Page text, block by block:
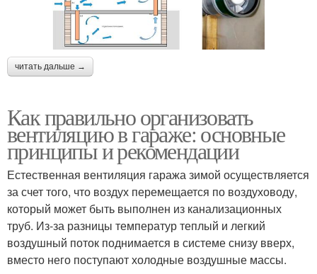
читать дальше →
Как правильно организовать
вентиляцию в гараже: основные
принципы и рекомендации
Естественная вентиляция гаража зимой осуществляется
за счет того, что воздух перемещается по воздуховоду,
который может быть выполнен из канализационных
труб. Из-за разницы температур теплый и легкий
воздушный поток поднимается в системе снизу вверх,
вместо него поступают холодные воздушные массы.